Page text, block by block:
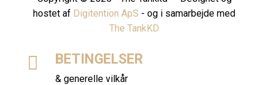
hostet af Digitention ApS - og i samarbejde med
The TankKD
 BETINGELSER
& generelle vilkår